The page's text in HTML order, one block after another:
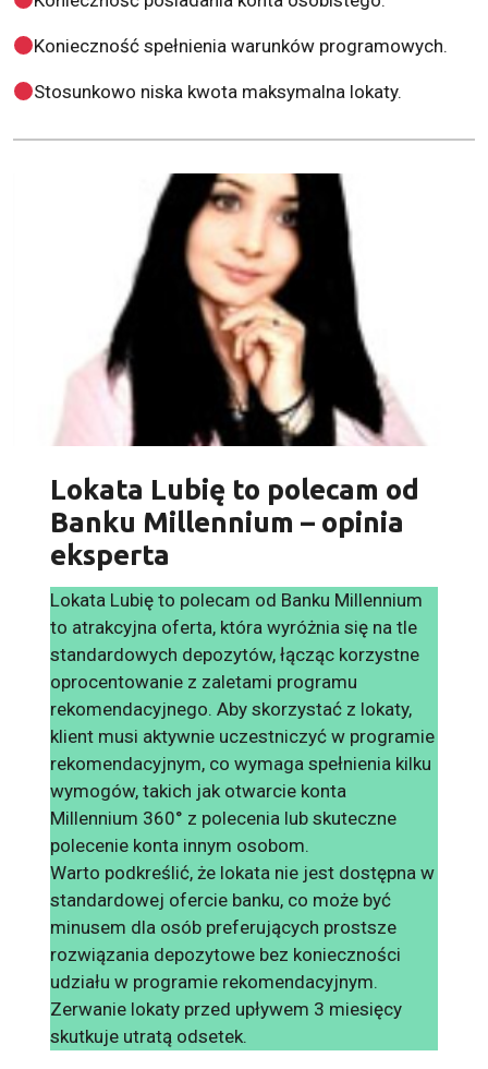
Konieczność spełnienia warunków programowych.
Stosunkowo niska kwota maksymalna lokaty.
Lokata Lubię to polecam od
Banku Millennium – opinia
eksperta
Lokata Lubię to polecam od Banku Millennium
to atrakcyjna oferta, która wyróżnia się na tle
standardowych depozytów, łącząc korzystne
oprocentowanie z zaletami programu
rekomendacyjnego. Aby skorzystać z lokaty,
klient musi aktywnie uczestniczyć w programie
rekomendacyjnym, co wymaga spełnienia kilku
wymogów, takich jak otwarcie konta
Millennium 360° z polecenia lub skuteczne
polecenie konta innym osobom.
Warto podkreślić, że lokata nie jest dostępna w
standardowej ofercie banku, co może być
minusem dla osób preferujących prostsze
rozwiązania depozytowe bez konieczności
udziału w programie rekomendacyjnym.
Zerwanie lokaty przed upływem 3 miesięcy
skutkuje utratą odsetek.